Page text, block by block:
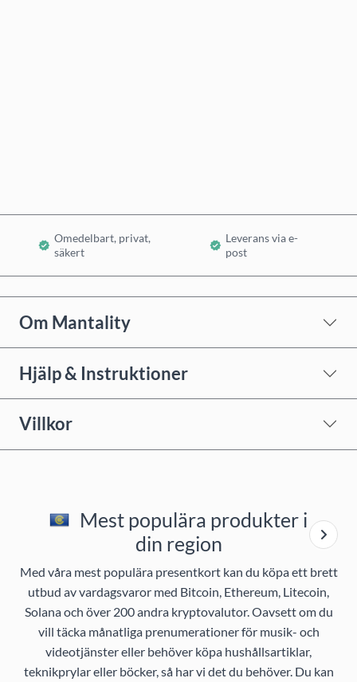
Omedelbart, privat,
säkert
Leverans via e-
post
Om Mantality
Hjälp & Instruktioner
Villkor
Mest populära produkter i
din region
Med våra mest populära presentkort kan du köpa ett brett
utbud av vardagsvaror med Bitcoin, Ethereum, Litecoin,
Solana och över 200 andra kryptovalutor. Oavsett om du
vill täcka månatliga prenumerationer för musik- och
videotjänster eller behöver köpa hushållsartiklar,
teknikprylar eller böcker, så har vi det du behöver. Du kan